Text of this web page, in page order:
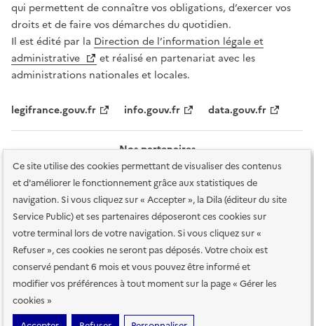
Ce site utilise des cookies permettant de visualiser des contenus
et d'améliorer le fonctionnement grâce aux statistiques de
navigation. Si vous cliquez sur « Accepter », la Dila (éditeur du site
Service Public) et ses partenaires déposeront ces cookies sur
votre terminal lors de votre navigation. Si vous cliquez sur «
Refuser », ces cookies ne seront pas déposés. Votre choix est
conservé pendant 6 mois et vous pouvez être informé et
modifier vos préférences à tout moment sur la page « Gérer les
cookies »
qui permettent de connaître vos obligations, d’exercer vos
droits et de faire vos démarches du quotidien.
Il est édité par la Direction de l’information légale et
administrative
et réalisé en partenariat avec les
administrations nationales et locales.
legifrance.gouv.fr info.gouv.fr data.gouv.fr
Nos partenaires
Plan du site Accessibilité : totalement conforme
Accessibilité des
services en ligne Mentions légales Données personnelles et sécurité
Conditions générales d'utilisation Gestion des cookies
Sauf mention contraire, tous les contenus de ce site sont sous